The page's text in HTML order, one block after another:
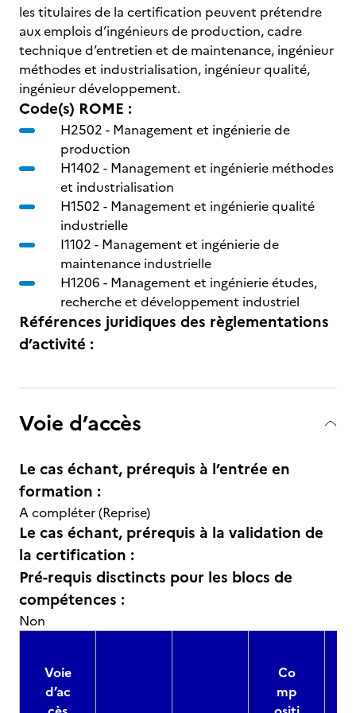
les titulaires de la certification peuvent prétendre
aux emplois d’ingénieurs de production, cadre
technique d’entretien et de maintenance, ingénieur
méthodes et industrialisation, ingénieur qualité,
ingénieur développement.
Code(s) ROME :
H2502 - Management et ingénierie de
production
H1402 - Management et ingénierie méthodes
et industrialisation
H1502 - Management et ingénierie qualité
industrielle
I1102 - Management et ingénierie de
maintenance industrielle
H1206 - Management et ingénierie études,
recherche et développement industriel
Références juridiques des règlementations
d’activité :
Voie d’accès
Le cas échant, prérequis à l’entrée en
formation :
A compléter (Reprise)
Le cas échant, prérequis à la validation de
la certification :
Pré-requis disctincts pour les blocs de
compétences :
Non
Voie
d’ac
Co
mp